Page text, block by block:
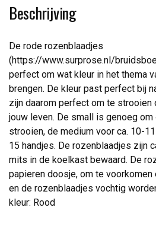
Beschrijving
De rode rozenblaadjes
(https://www.surprose.nl/
perfect om wat kleur in het thema
brengen. De kleur past perfect bij
zijn daarom perfect om te strooien
jouw leven. De small is genoeg om
strooien, de medium voor ca. 10-
15 handjes. De rozenblaadjes zijn
mits in de koelkast bewaard. De
papieren doosje, om te
en de rozenblaadjes vochtig
kleur: Rood